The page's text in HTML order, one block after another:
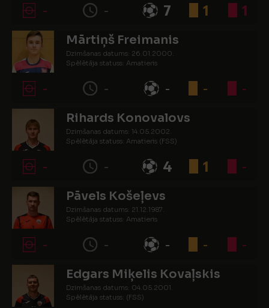
- - 7 1 1
Mārtiņš Freimanis
Dzimšanas datums: 26.01.2000.
Spēlētāja statuss: Amatieris
- - - - -
Rihards Konovalovs
Dzimšanas datums: 14.05.2002.
Spēlētāja statuss: Amatieris (FSS)
- - 4 1 -
Pāvels Košeļevs
Dzimšanas datums: 21.12.1987.
Spēlētāja statuss: Amatieris
- - - - -
Edgars Miķelis Kovaļskis
Dzimšanas datums: 04.05.2001.
Spēlētāja statuss: (FSS)